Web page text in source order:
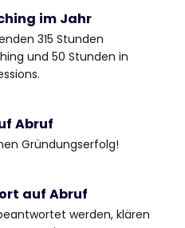
im Jahr
315 Stunden
und 50 Stunden in
Abruf
Gründungserfolg!
auf Abruf
werden, klären